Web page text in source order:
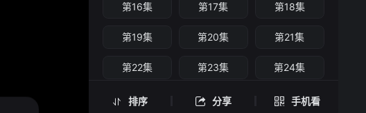
排序 分享 手机看
第16集 第17集 第18集
第19集 第20集 第21集
第22集 第23集 第24集